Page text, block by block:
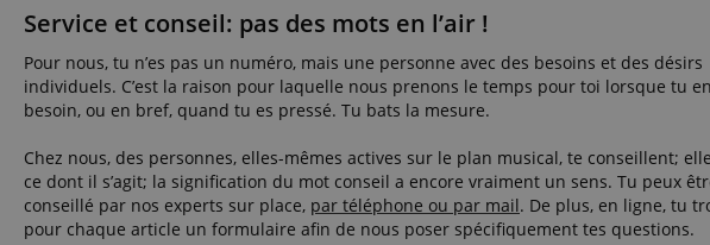
Service et conseil: pas des mots en l’air !
Pour nous, tu n’es pas un numéro, mais une personne avec des besoins et des désirs
individuels. C’est la raison pour laquelle nous prenons le temps pour toi lorsque tu
besoin, ou en bref, quand tu es pressé. Tu bats la mesure.
Chez nous, des personnes, elles-mêmes actives sur le plan musical, te conseillent;
ce dont il s’agit; la signification du mot conseil a encore vraiment un sens. Tu peux
conseillé par nos experts sur place, par téléphone ou par mail. De plus, en ligne, tu
pour chaque article un formulaire afin de nous poser spécifiquement tes questions.
session-id-apay
CrossDomainCookieScriptConsent_389
sid_key
session-token